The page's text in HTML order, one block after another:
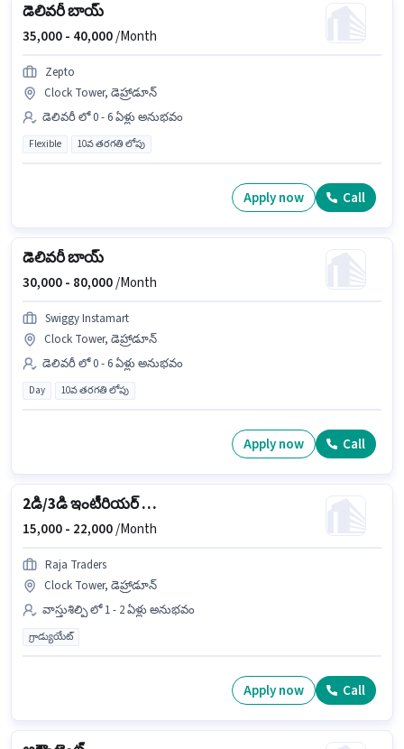
డెలివరీ బాయ్
35,000 - 40,000/Month
Zepto
Clock Tower, డెహ్రాడూన్
డెలివరీ లో 0 - 6 ఏళ్లు అనుభవం
Flexible 10వ తరగతి లోపు
Apply now Call
డెలివరీ బాయ్
30,000 - 80,000/Month
Swiggy Instamart
Clock Tower, డెహ్రాడూన్
డెలివరీ లో 0 - 6 ఏళ్లు అనుభవం
Day 10వ తరగతి లోపు
Apply now Call
2డి/3డి ఇంటీరియర్ డిజైనర్
15,000 - 22,000/Month
Raja Traders
Clock Tower, డెహ్రాడూన్
వాస్తుశిల్పి లో 1 - 2 ఏళ్లు అనుభవం
గ్రాడ్యుయేట్
Apply now Call